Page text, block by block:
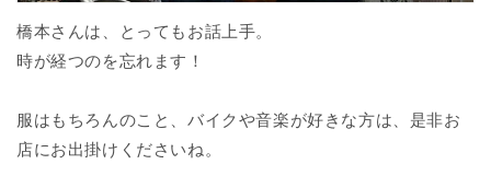
橋本さんは、とってもお話上手。
時が経つのを忘れます！
服はもちろんのこと、バイクや音楽が好きな方は、是非お
店にお出掛けくださいね。